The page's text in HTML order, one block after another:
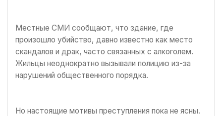
Местные СМИ сообщают, что здание, где
произошло убийство, давно известно как место
скандалов и драк, часто связанных с алкоголем.
Жильцы неоднократно вызывали полицию из-за
нарушений общественного порядка.
Но настоящие мотивы преступления пока не ясны.